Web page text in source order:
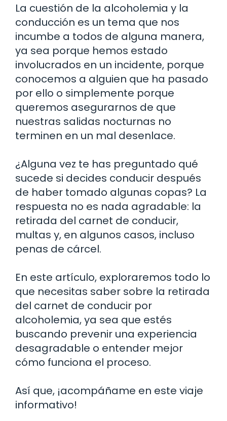
La cuestión de la alcoholemia y la
conducción es un tema que nos
incumbe a todos de alguna manera,
ya sea porque hemos estado
involucrados en un incidente, porque
conocemos a alguien que ha pasado
por ello o simplemente porque
queremos asegurarnos de que
nuestras salidas nocturnas no
terminen en un mal desenlace.
¿Alguna vez te has preguntado qué
sucede si decides conducir después
de haber tomado algunas copas? La
respuesta no es nada agradable: la
retirada del carnet de conducir,
multas y, en algunos casos, incluso
penas de cárcel.
En este artículo, exploraremos todo lo
que necesitas saber sobre la retirada
del carnet de conducir por
alcoholemia, ya sea que estés
buscando prevenir una experiencia
desagradable o entender mejor
cómo funciona el proceso.
Así que, ¡acompáñame en este viaje
informativo!